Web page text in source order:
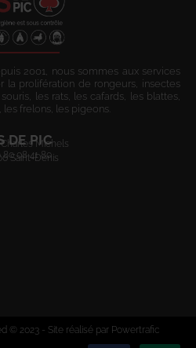
2001, nous sommes aux services
la prolifération de rongeurs, insectes
les rats, les cafards, les blattes,
frelons, les pigeons.
DE PICMichels
Saint-Denis
80 08 41 80
© 2023 - Site réalisé par Powertrafic